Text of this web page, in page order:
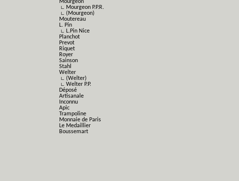
Mourgeon
∟ Mourgeon P.P.R.
∟ (Mourgeon)
Moutereau
L. Pin
∟ L.Pin Nice
Planchot
Prevot
Riquet
Royer
Sainson
Stahl
Welter
∟ (Welter)
∟ Welter P.P.
Déposé
Artisanale
Inconnu
Apic
Trampoline
Monnaie de Paris
Le Medaillier
Boussemart